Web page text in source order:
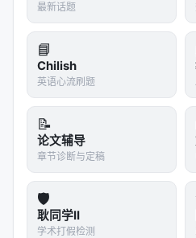
不只是"怎么给步骤打分"，
骤'而不引入人为偏见"。
> "The first principle is
yourself — and you are the
fool." 设计奖励函数的时候
己。
---
#深度研究 #论文解读
励设计 #ProcessReward
视角 #小凯
最新话题
📘
Chilish
英语心流刷题
📝
论文辅导
章节诊断与定稿
🛡️
耿同学II
学术打假检测